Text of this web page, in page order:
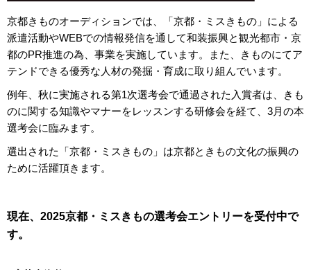
京都きものオーディションでは、「京都・ミスきもの」による
派遣活動やWEBでの情報発信を通して和装振興と観光都市・京
都のPR推進の為、事業を実施しています。また、きものにてア
テンドできる優秀な人材の発掘・育成に取り組んでいます。
例年、秋に実施される第1次選考会で通過された入賞者は、きも
のに関する知識やマナーをレッスンする研修会を経て、3月の本
選考会に臨みます。
選出された「京都・ミスきもの」は京都ときもの文化の振興の
ために活躍頂きます。
現在、2025京都・ミスきもの選考会エントリーを受付中で
す。